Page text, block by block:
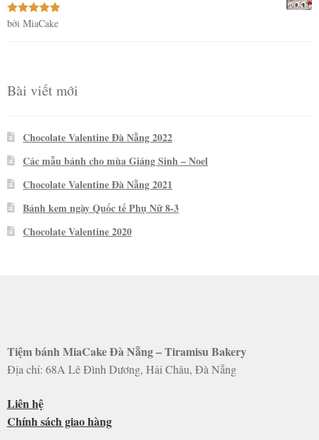
Được xếp
bởi MiaCake
Bài viết mới
Chocolate Valentine Đà Nẵng 2022
Các mẫu bánh cho mùa Giáng Sinh – Noel
Chocolate Valentine Đà Nẵng 2021
Bánh kem ngày Quốc tế Phụ Nữ 8-3
Chocolate Valentine 2020
Tiệm bánh MiaCake Đà Nẵng – Tiramisu Bakery
Địa chỉ: 68A Lê Đình Dương, Hải Châu, Đà Nẵng
Liên hệ
Chính sách giao hàng